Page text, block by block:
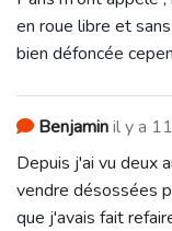
en roue libre et
bien défoncée
Benjaminil y a
Depuis j'ai vu deux
vendre désossées
que j'avais fait